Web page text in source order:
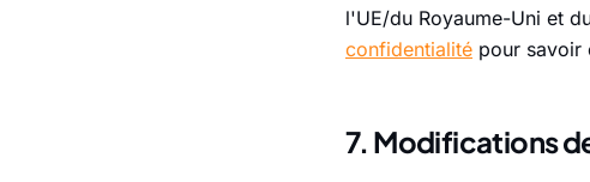
l'UE/du Royaume-Uni et
confidentialité pour savoir
7. Modifications